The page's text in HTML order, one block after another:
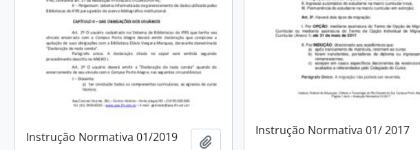
Instrução Normativa 01/ 2017
Instrução Normativa 01/2019 Add to clipboard